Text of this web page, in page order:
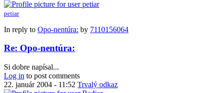
petiar
In reply to Opo-nentúra: by 7110156064
Re: Opo-nentúra:
Si dobre napísal...
Log in to post comments
22. január 2004 - 11:52 Trvalý odkaz